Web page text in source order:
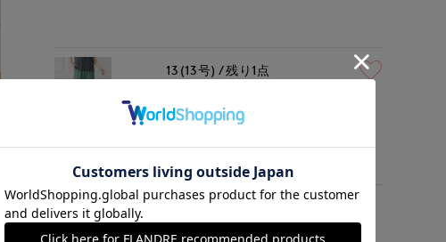
￥16,582 (税込)
13(13号) 残り1点